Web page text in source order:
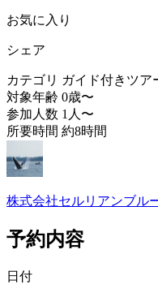
お気に入り
シェア
カテゴリ ガイド付きツア
対象年齢 0歳〜
参加人数 1人〜
所要時間 約8時間
株式会社セルリアンブル
予約内容
日付